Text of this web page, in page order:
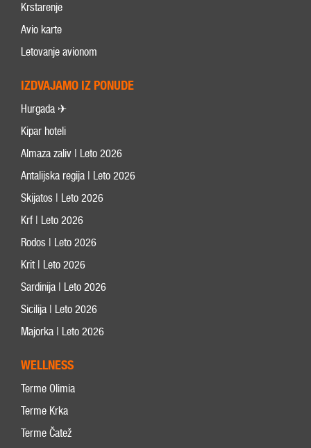
Krstarenje
Avio karte
Letovanje avionom
IZDVAJAMO IZ PONUDE
Hurgada ✈
Kipar hoteli
Almaza zaliv | Leto 2026
Antalijska regija | Leto 2026
Skijatos | Leto 2026
Krf | Leto 2026
Rodos | Leto 2026
Krit | Leto 2026
Sardinija | Leto 2026
Sicilija | Leto 2026
Majorka | Leto 2026
WELLNESS
Terme Olimia
Terme Krka
Terme Čatež